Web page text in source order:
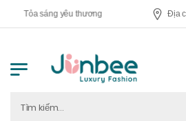
Tỏa sáng yêu thương Địa